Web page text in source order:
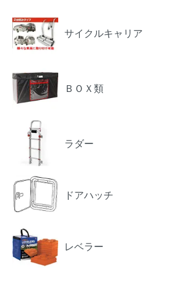
サイクルキャリア
ＢＯＸ類
ラダー
ドアハッチ
レベラー